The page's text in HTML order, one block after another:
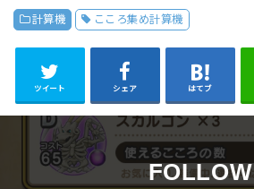
計算機 こころ集め計算機
ツイート シェア はてブ
FOLLOW